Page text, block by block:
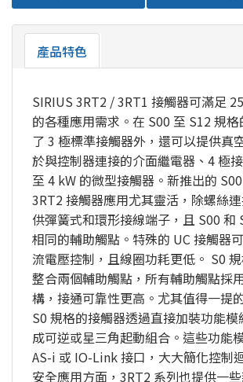
產品特色
SIRIUS 3RT2 / 3RT1 接觸器可滿足
的各種應用需求。在 S00 至 S12 規
了 3 極標準接觸器外，還可以提供真
於與控制器連接的介面繼電器、4 極
至 4 kW 的微型接觸器。新推出的
3RT2 接觸器應用尤其靈活，除螺絲
供彈簧式和環形接線端子，且 S00 和
相同的輔助觸點。特殊的 UC 接觸器
流電壓控制，且線圈功耗更低。 S0
整合兩個輔助觸點，所有輔助觸點採
構，接通可靠性更高。尤其值得一提
S0 規格的接觸器透過直接加裝功能
成可逆或星三角起動組合。這些功能
AS-i 或 IO-Link 接口，大大簡化控制
安全應用方面，3RT2 系列也提供一